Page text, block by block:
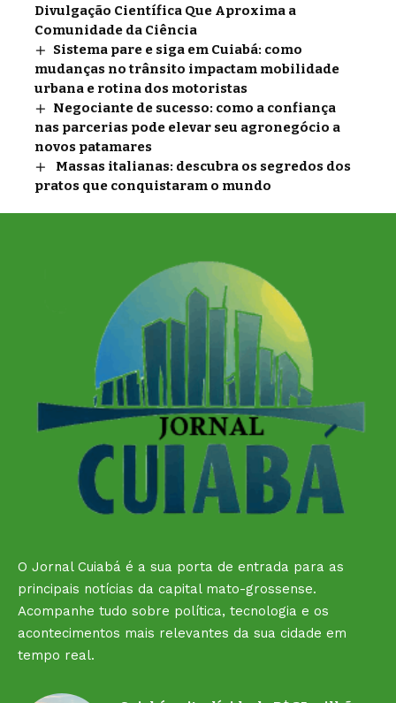
Divulgação Científica Que Aproxima a
Comunidade da Ciência
Sistema pare e siga em Cuiabá: como
mudanças no trânsito impactam mobilidade
urbana e rotina dos motoristas
Negociante de sucesso: como a confiança
nas parcerias pode elevar seu agronegócio a
novos patamares
Massas italianas: descubra os segredos dos
pratos que conquistaram o mundo
O Jornal Cuiabá é a sua porta de entrada para as
principais notícias da capital mato-grossense.
Acompanhe tudo sobre política, tecnologia e os
acontecimentos mais relevantes da sua cidade em
tempo real.